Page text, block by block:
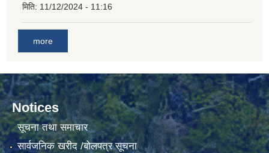
मिति: 11/12/2024 - 11:16
more
Notices
सूचना तथा समाचार
सार्वजनिक खरीद /बोलपत्र सूचना